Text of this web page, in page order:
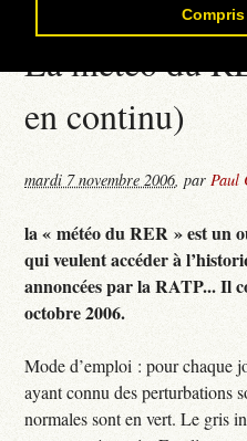
Compris
La météo du
en continu)
mardi 7 novembre 2006,parPaul
la « météo du RER » est un
qui veulent accéder à
annoncées par la RATP... Il
octobre 2006.
Mode d’emploi : pour chaque
ayant connu des perturbations
normales sont en vert. Le gris